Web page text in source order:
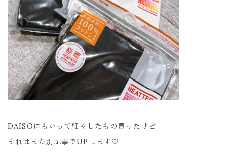
DAISOにもいって細々したもの買ったけど
それはまた別記事でUPします🤍